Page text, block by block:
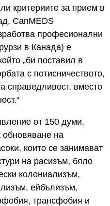
критериите за прием в
CanMEDS
професионални
в Канада) е
„би поставил в
с потисничеството,
справедливост, вместо
от 150 думи,
обновяване на
които се занимават
на расизъм, бяло
колониализъм,
ейбълизъм,
трансфобия и